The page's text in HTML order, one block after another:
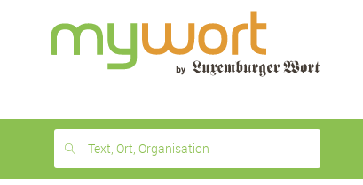
month
free
Text, Ort, Organisation